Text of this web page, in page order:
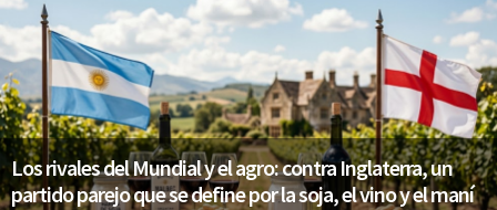
Los rivales del Mundial y el agro: contra Inglaterra, un
partido parejo que se define por la soja, el vino y el maní